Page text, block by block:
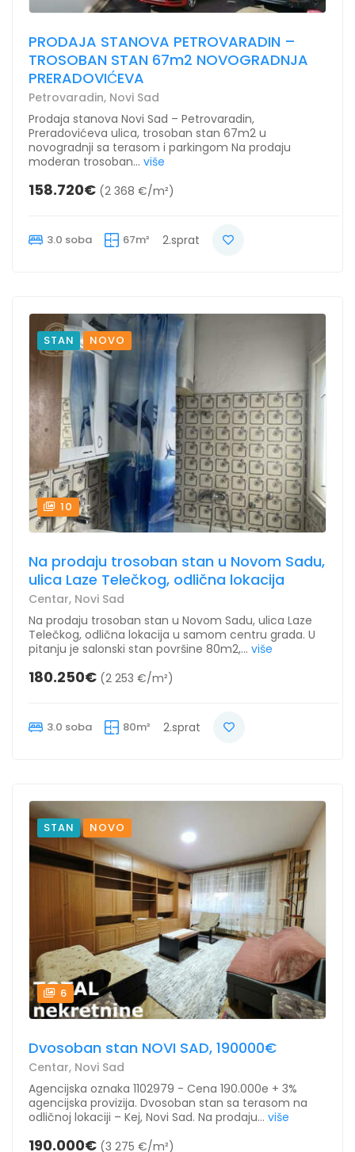
PRODAJA STANOVA PETROVARADIN –
TROSOBAN STAN 67m2 NOVOGRADNJA
PRERADOVIĆEVA
Petrovaradin, Novi Sad
Prodaja stanova Novi Sad – Petrovaradin,
Preradovićeva ulica, trosoban stan 67m2 u
novogradnji sa terasom i parkingom Na prodaju
moderan trosoban... više
158.720€ (2 368 €/m²)
3.0 soba 67m² 2.sprat
STAN NOVO
10
Na prodaju trosoban stan u Novom Sadu,
ulica Laze Telečkog, odlična lokacija
Centar, Novi Sad
Na prodaju trosoban stan u Novom Sadu, ulica Laze
Telečkog, odlična lokacija u samom centru grada. U
pitanju je salonski stan površine 80m2,... više
180.250€ (2 253 €/m²)
3.0 soba 80m² 2.sprat
STAN NOVO
6
Dvosoban stan NOVI SAD, 190000€
Centar, Novi Sad
Agencijska oznaka 1102979 - Cena 190.000e + 3%
agencijska provizija. Dvosoban stan sa terasom na
odličnoj lokaciji – Kej, Novi Sad. Na prodaju... više
190.000€ (3 275 €/m²)